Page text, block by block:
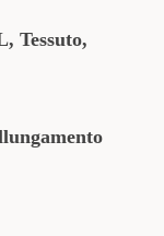
Tessuto,